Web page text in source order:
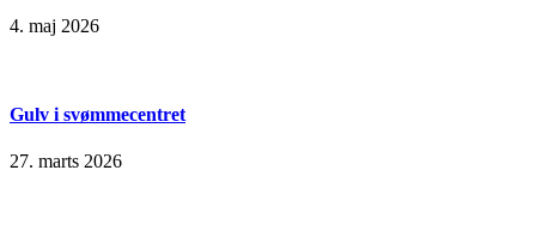
4. maj 2026
Gulv i svømmecentret
27. marts 2026